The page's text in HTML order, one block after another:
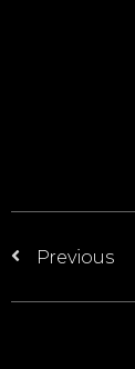
Previous